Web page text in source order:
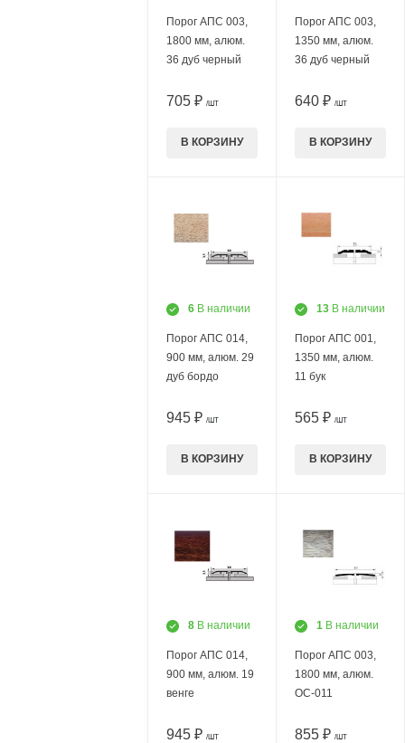
Порог АПС 003,
1800 мм, алюм.
36 дуб черный
705 ₽ /ШТ
В КОРЗИНУ
Порог АПС 003,
1350 мм, алюм.
36 дуб черный
640 ₽ /ШТ
В КОРЗИНУ
6 В наличии
Порог АПС 014,
900 мм, алюм. 29
дуб бордо
945 ₽ /ШТ
В КОРЗИНУ
13 В наличии
Порог АПС 001,
1350 мм, алюм.
11 бук
565 ₽ /ШТ
В КОРЗИНУ
8 В наличии
Порог АПС 014,
900 мм, алюм. 19
венге
945 ₽ /ШТ
1 В наличии
Порог АПС 003,
1800 мм, алюм.
ОС-011
855 ₽ /ШТ